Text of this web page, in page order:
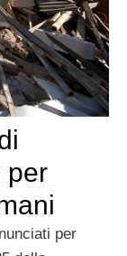
per
per